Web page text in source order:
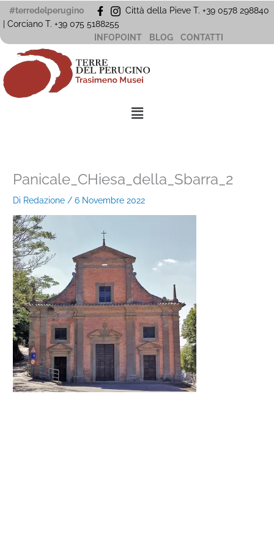
Vai
al
#terredelperugino
Città della Pieve T. +39 0578 298840
| Corciano T. +39 075 5188255
INFOPOINT
BLOG CONTATTI
Menu
Panicale_CHiesa_della_Sbarra_2
Di Redazione/6 Novembre 2022